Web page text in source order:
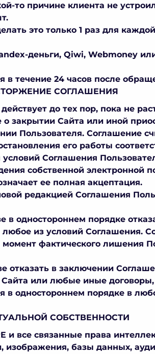
то причине клиента не
это только 1 раз для
деньги, Qiwi, Webmoney
в течение 24 часов после
СОГЛАШЕНИЯ
до тех пор, пока не
закрытии Сайта или иной
Пользователя. Соглашение
его работы
условий Соглашения
собственной электронной
ее полная акцептация.
редакцией Соглашения
в одностороннем порядке
из условий Соглашения.
фактического лишения
отказать в заключении
или любые иные договоры,
в одностороннем порядке в
СОБСТВЕННОСТИ
и все связанные права
изображения, базы данных,